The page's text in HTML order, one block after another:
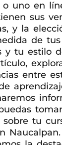
o uno en
sus
y la
de tus
y tu estilo
entre
sobre tu